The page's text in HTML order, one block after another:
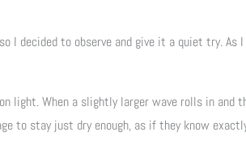
I decided to observe and give it a quiet try. As
light. When a slightly larger wave rolls in
to stay just dry enough, as if they know